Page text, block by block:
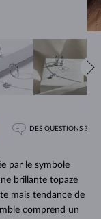
par le symbole
brillante topaze
mais tendance de
comprend un
DES QUESTIONS ?